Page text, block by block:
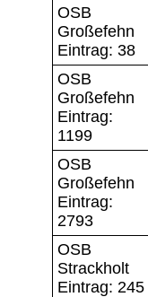
OSB
Großefehn
Eintrag: 38
OSB
Großefehn
Eintrag:
1199
OSB
Großefehn
Eintrag:
2793
OSB
Strackholt
Eintrag: 245